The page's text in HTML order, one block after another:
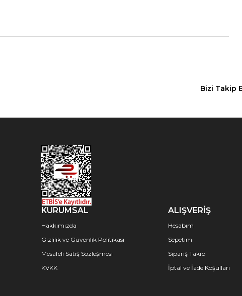
Bizi Takip
KURUMSAL
Hakkımızda
Gizlilik ve Güvenlik Politikası
Mesafeli Satış Sözleşmesi
KVKK
ALIŞVERİŞ
Hesabım
Sepetim
Sipariş Takip
İptal ve İade Koşulları